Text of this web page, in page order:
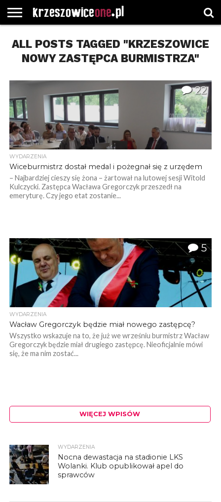
GŁÓWNA
WYBORY
SAMORZĄDOWE
WYBIERZ
KATEGORIE
ROZKŁADY
JAZDY
GREGORCZYK
WATCH
KONTAKT
ALL POSTS TAGGED "KRZESZOWICE
NOWY ZASTĘPCA BURMISTRZA"
22
WYDARZENIA
Wiceburmistrz dostał medal i pożegnał się z urzędem
– Najbardziej cieszy się żona – żartował na lutowej sesji Witold
Kulczycki. Zastępca Wacława Gregorczyk przeszedł na
emeryturę. Czy jego etat zostanie...
5
WYDARZENIA
Wacław Gregorczyk będzie miał nowego zastępcę?
Wszystko wskazuje na to, że już we wrześniu burmistrz Wacław
Gregorczyk będzie miał drugiego zastępcę. Nieoficjalnie mówi
się, że ma nim zostać...
WIĘCEJ WPISÓW
WYDARZENIA
Nocna dewastacja na stadionie LKS
Wolanki. Klub opublikował apel do
sprawców